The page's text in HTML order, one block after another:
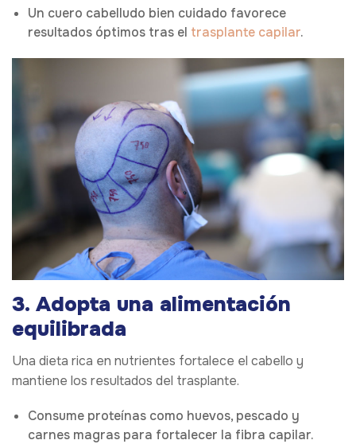
Un cuero cabelludo bien cuidado favorece
resultados óptimos tras el trasplante capilar.
3. Adopta una alimentación
equilibrada
Una dieta rica en nutrientes fortalece el cabello y
mantiene los resultados del trasplante.
Consume proteínas como huevos, pescado y
carnes magras para fortalecer la fibra capilar.